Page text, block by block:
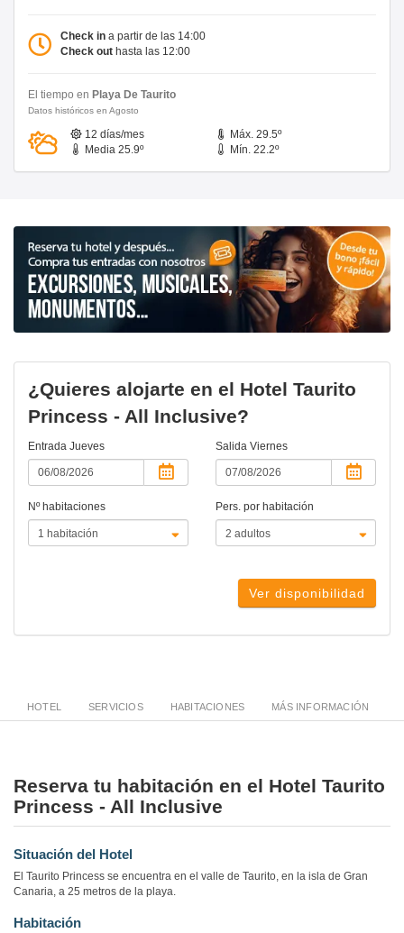
Check in a partir de las 14:00
Check out hasta las 12:00
El tiempo en Playa De Taurito
Datos históricos en Agosto
12 días/mes
Máx. 29.5º
Media 25.9º
Mín. 22.2º
¿Quieres alojarte en el Hotel Taurito
Princess - All Inclusive?
Entrada Jueves Salida Viernes
Nº habitaciones Pers. por habitación
Ver disponibilidad
HOTEL SERVICIOS HABITACIONES MÁS INFORMACIÓN
Reserva tu habitación en el Hotel Taurito
Princess - All Inclusive
Situación del Hotel
El Taurito Princess se encuentra en el valle de Taurito, en la isla de Gran
Canaria, a 25 metros de la playa.
Habitación